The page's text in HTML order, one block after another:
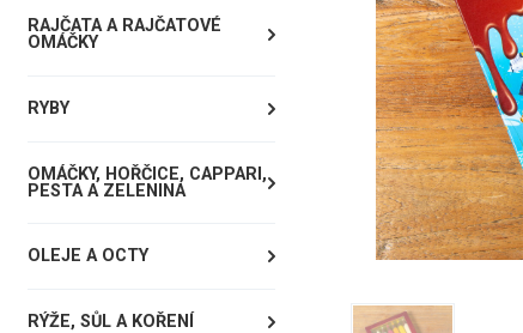
RAJČATA A RAJČATOVÉ
OMÁČKY
RYBY
OMÁČKY, HOŘČICE, CAPPARI,
PESTA A ZELENINA
OLEJE A OCTY
RÝŽE, SŮL A KOŘENÍ